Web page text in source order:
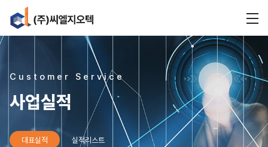
Customer Service
사업실적
대표실적 실적리스트